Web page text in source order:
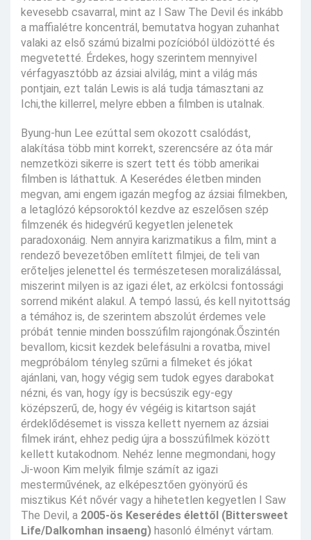
kevesebb csavarral, mint az I Saw The Devil és inkább
a maffialétre koncentrál, bemutatva hogyan zuhanhat
valaki az első számú bizalmi pozícióból üldözötté és
megvetetté. Érdekes, hogy szerintem mennyivel
vérfagyasztóbb az ázsiai alvilág, mint a világ más
pontjain, ezt talán Lewis is alá tudja támasztani az
Ichi,the killerrel, melyre ebben a filmben is utalnak.
Byung-hun Lee ezúttal sem okozott csalódást,
alakítása több mint korrekt, szerencsére az óta már
nemzetközi sikerre is szert tett és több amerikai
filmben is láthattuk. A Keserédes életben minden
megvan, ami engem igazán megfog az ázsiai filmekben,
a letaglózó képsoroktól kezdve az eszelősen szép
filmzenék és hidegvérű kegyetlen jelenetek
paradoxonáig. Nem annyira karizmatikus a film, mint a
rendező bevezetőben említett filmjei, de teli van
erőteljes jelenettel és természetesen moralizálással,
miszerint milyen is az igazi élet, az erkölcsi fontossági
sorrend miként alakul. A tempó lassú, és kell nyitottság
a témához is, de szerintem abszolút érdemes vele
próbát tennie minden bosszúfilm rajongónak.Őszintén
bevallom, kicsit kezdek belefásulni a rovatba, mivel
megpróbálom tényleg szűrni a filmeket és jókat
ajánlani, van, hogy végig sem tudok egyes darabokat
nézni, és van, hogy így is becsúszik egy-egy
középszerű, de, hogy év végéig is kitartson saját
érdeklődésemet is vissza kellett nyernem az ázsiai
filmek iránt, ehhez pedig újra a bosszúfilmek között
kellett kutakodnom. Nehéz lenne megmondani, hogy
Ji-woon Kim melyik filmje számít az igazi
mesterművének, az elképesztően gyönyörű és
misztikus Két nővér vagy a hihetetlen kegyetlen I Saw
The Devil, a 2005-ös Keserédes élettől (Bittersweet
Life/Dalkomhan insaeng) hasonló élményt vártam.